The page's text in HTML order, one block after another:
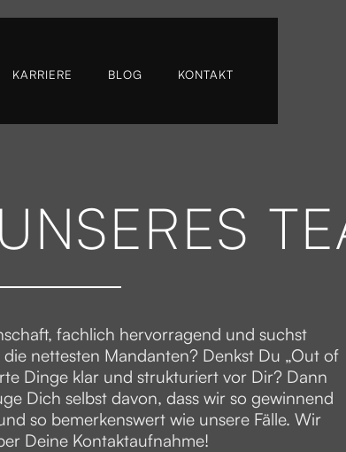
KARRIERE BLOG KONTAKT
fachlich hervorragend und suchst
nettesten Mandanten? Denkst Du „Out of
Dinge klar und strukturiert vor Dir? Dann
Dich selbst davon, dass wir so gewinnend
so bemerkenswert wie unsere Fälle. Wir
Deine Kontaktaufnahme!